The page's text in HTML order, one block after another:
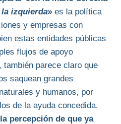
izquierda»es la política
y empresas con
estas entidades públicas
flujos de apoyo
también parece claro que
saquean grandes
y humanos, por
de la ayuda concedida.
percepción de que ya